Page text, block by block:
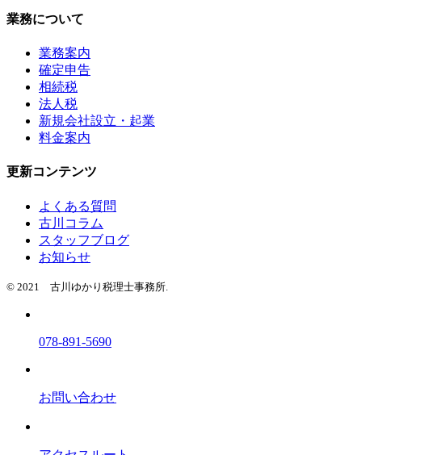
業務について
業務案内
確定申告
相続税
法人税
新規会社設立・起業
料金案内
更新コンテンツ
よくある質問
古川コラム
スタッフブログ
お知らせ
© 2021 古川ゆかり税理士事務所.
078-891-5690
お問い合わせ